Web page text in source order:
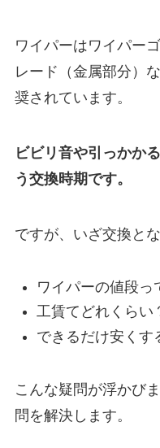
ワイパーはワイパー
レード（金属部分）
奨されています。
ビビリ音や引っかか
う交換時期です。
ですが、いざ交換とな
ワイパーの値段っ
工賃てどれくらい
できるだけ安くす
こんな疑問が浮かび
問を解決します。